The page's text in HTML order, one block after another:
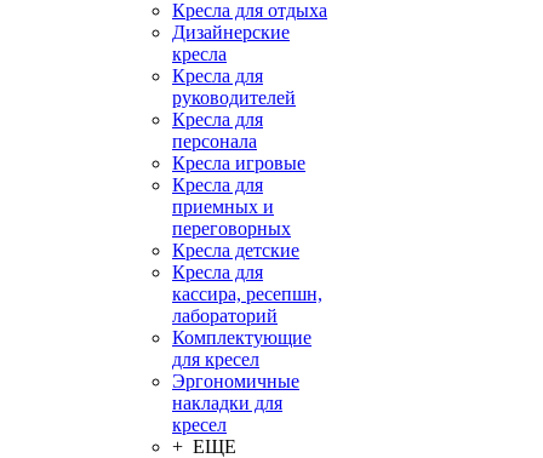
Кресла для отдыха
Дизайнерские
кресла
Кресла для
руководителей
Кресла для
персонала
Кресла игровые
Кресла для
приемных и
переговорных
Кресла детские
Кресла для
кассира, ресепшн,
лабораторий
Комплектующие
для кресел
Эргономичные
накладки для
кресел
+ ЕЩЕ